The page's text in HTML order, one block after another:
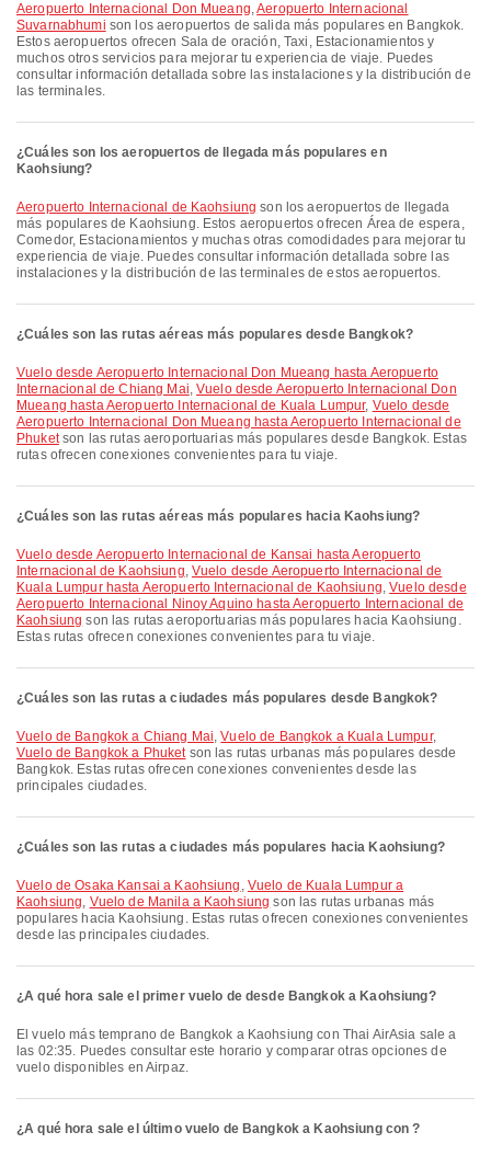
Aeropuerto Internacional Don Mueang,Aeropuerto Internacional
Suvarnabhumi son los aeropuertos de salida más populares en Bangkok.
Estos aeropuertos ofrecen Sala de oración, Taxi, Estacionamientos y
muchos otros servicios para mejorar tu experiencia de viaje. Puedes
consultar información detallada sobre las instalaciones y la distribución de
las terminales.
¿Cuáles son los aeropuertos de llegada más populares en
Kaohsiung?
Aeropuerto Internacional de Kaohsiung son los aeropuertos de llegada
más populares de Kaohsiung. Estos aeropuertos ofrecen Área de espera,
Comedor, Estacionamientos y muchas otras comodidades para mejorar tu
experiencia de viaje. Puedes consultar información detallada sobre las
instalaciones y la distribución de las terminales de estos aeropuertos.
¿Cuáles son las rutas aéreas más populares desde Bangkok?
Vuelo desde Aeropuerto Internacional Don Mueang hasta Aeropuerto
Internacional de Chiang Mai,Vuelo desde Aeropuerto Internacional Don
Mueang hasta Aeropuerto Internacional de Kuala Lumpur, Vuelo desde
Aeropuerto Internacional Don Mueang hasta Aeropuerto Internacional de
Phuketson las rutas aeroportuarias más populares desde Bangkok. Estas
rutas ofrecen conexiones convenientes para tu viaje.
¿Cuáles son las rutas aéreas más populares hacia Kaohsiung?
Vuelo desde Aeropuerto Internacional de Kansai hasta Aeropuerto
Internacional de Kaohsiung, Vuelo desde Aeropuerto Internacional de
Kuala Lumpur hasta Aeropuerto Internacional de Kaohsiung,Vuelo desde
Aeropuerto Internacional Ninoy Aquino hasta Aeropuerto Internacional de
Kaohsiung son las rutas aeroportuarias más populares hacia Kaohsiung.
Estas rutas ofrecen conexiones convenientes para tu viaje.
¿Cuáles son las rutas a ciudades más populares desde Bangkok?
Vuelo de Bangkok a Chiang Mai,Vuelo de Bangkok a Kuala Lumpur,
Vuelo de Bangkok a Phuketson las rutas urbanas más populares desde
Bangkok. Estas rutas ofrecen conexiones convenientes desde las
principales ciudades.
¿Cuáles son las rutas a ciudades más populares hacia Kaohsiung?
Vuelo de Osaka Kansai a Kaohsiung , Vuelo de Kuala Lumpur a
Kaohsiung, Vuelo de Manila a Kaohsiung son las rutas urbanas más
populares hacia Kaohsiung. Estas rutas ofrecen conexiones convenientes
desde las principales ciudades.
¿A qué hora sale el primer vuelo de desde Bangkok a Kaohsiung?
El vuelo más temprano de Bangkok a Kaohsiung con Thai AirAsia sale a
las 02:35. Puedes consultar este horario y comparar otras opciones de
vuelo disponibles en Airpaz.
¿A qué hora sale el último vuelo de Bangkok a Kaohsiung con ?